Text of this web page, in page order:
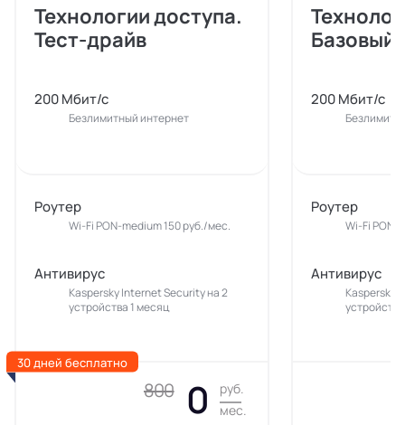
Технологии доступа.
Тест-драйв
200 Мбит/с
Безлимитный интернет
Роутер
Wi-Fi PON-medium 150 руб./мес.
Антивирус
Kaspersky Internet Security на 2
устройства 1 месяц
800 0
руб.
мес.
30 дней бесплатно
Базовый
200 Мбит/с
Роутер
Wi-Fi PON-
Антивирус
Kaspersky